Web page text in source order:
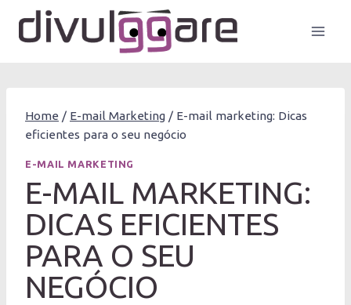
para
Home / E-mail Marketing / E-mail marketing: Dicas
eficientes para o seu negócio
E-MAIL MARKETING
E-MAIL MARKETING:
DICAS EFICIENTES
PARA O SEU
NEGÓCIO